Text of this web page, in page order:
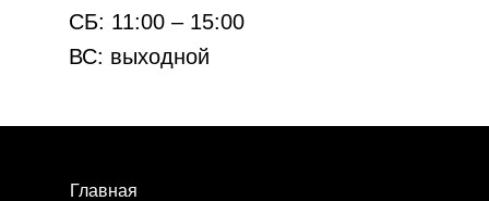
СБ: 11:00 – 15:00
ВС: выходной
Главная